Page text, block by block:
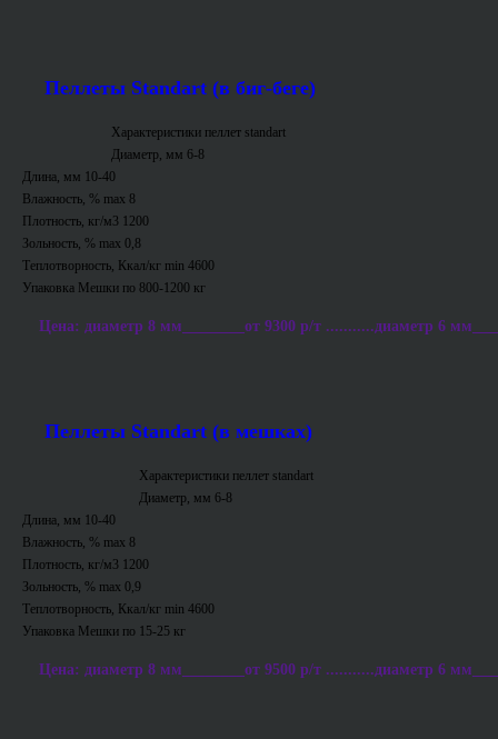
Пеллеты Standart (в биг-беге)
Характеристики пеллет standart
Диаметр, мм 6-8
Длина, мм 10-40
Влажность, % max 8
Плотность, кг/м3 1200
Зольность, % max 0,8
Теплотворность, Ккал/кг min 4600
Упаковка Мешки по 800-1200 кг
Цена: диаметр 8 мм________от 9300 р/т ...........диаметр 6
Пеллеты Standart (в мешках)
Характеристики пеллет standart
Диаметр, мм 6-8
Длина, мм 10-40
Влажность, % max 8
Плотность, кг/м3 1200
Зольность, % max 0,9
Теплотворность, Ккал/кг min 4600
Упаковка Мешки по 15-25 кг
Цена: диаметр 8 мм________от 9500 р/т ...........диаметр 6